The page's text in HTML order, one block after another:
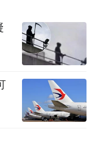
台将其正式升级
风力飙升至17级